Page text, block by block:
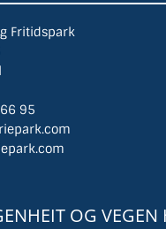
Fritidspark
95
OG VEGEN